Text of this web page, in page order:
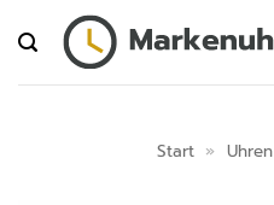
Inhalt
springen
Start » Uhren